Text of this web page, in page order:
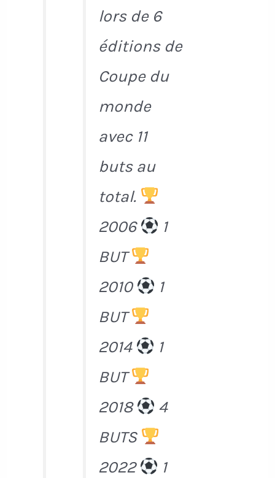
lors de 6
éditions de
Coupe du
monde
avec 11
buts au
total.
2006
1
BUT
2010
1
BUT
2014
1
BUT
2018
4
BUTS
2022
1